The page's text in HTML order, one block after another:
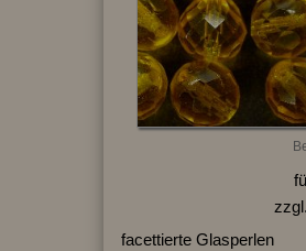
zzgl.
facettierte Glasperlen